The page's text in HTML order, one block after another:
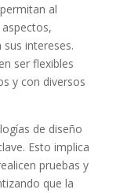
al
intereses.
ser flexibles
y con diversos
de diseño
Esto implica
pruebas y
que la